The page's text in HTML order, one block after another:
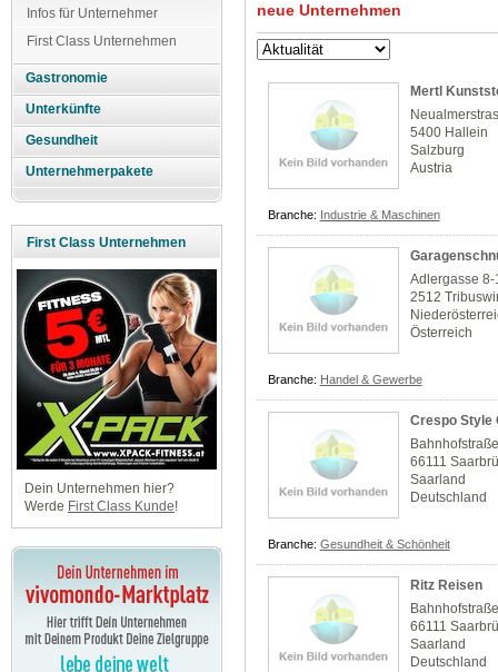
Infos für Unternehmer
First Class Unternehmen
Gastronomie
Unterkünfte
Gesundheit
Unternehmerpakete
First Class Unternehmen
Dein Unternehmen hier?
Werde First Class Kunde!
neue Unternehmen
Mertl
5400 Hallein
Salzburg
Austria
Branche: Industrie & Maschinen
Adlergasse 8-
2512
Österreich
Branche: Handel & Gewerbe
Crespo Style
66111
Saarland
Deutschland
Branche: Gesundheit & Schönheit
Ritz Reisen
66111
Saarland
Deutschland